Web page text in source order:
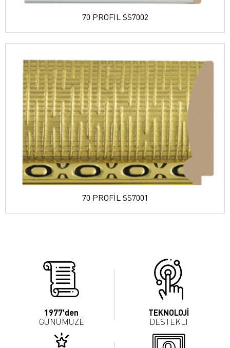
70 PROFİL SS7002
70 PROFİL SS7001
1977'den
GÜNÜMÜZE
TEKNOLOJİ
DESTEKLİ